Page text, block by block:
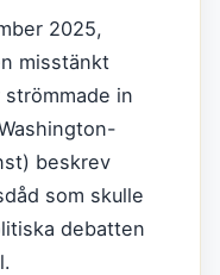
2025,
misstänkt
in
beskrev
som skulle
debatten